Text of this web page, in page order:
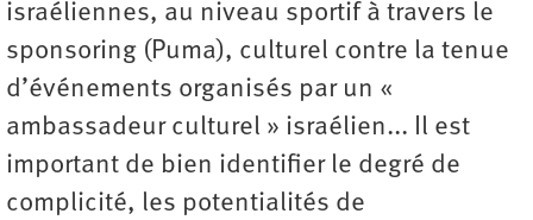
israéliennes, au niveau sportif à travers le
sponsoring (Puma), culturel contre la tenue
d’événements organisés par un «
ambassadeur culturel » israélien... Il est
important de bien identifier le degré de
complicité, les potentialités de